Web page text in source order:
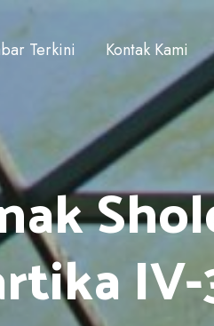
Terkini Kontak Kami